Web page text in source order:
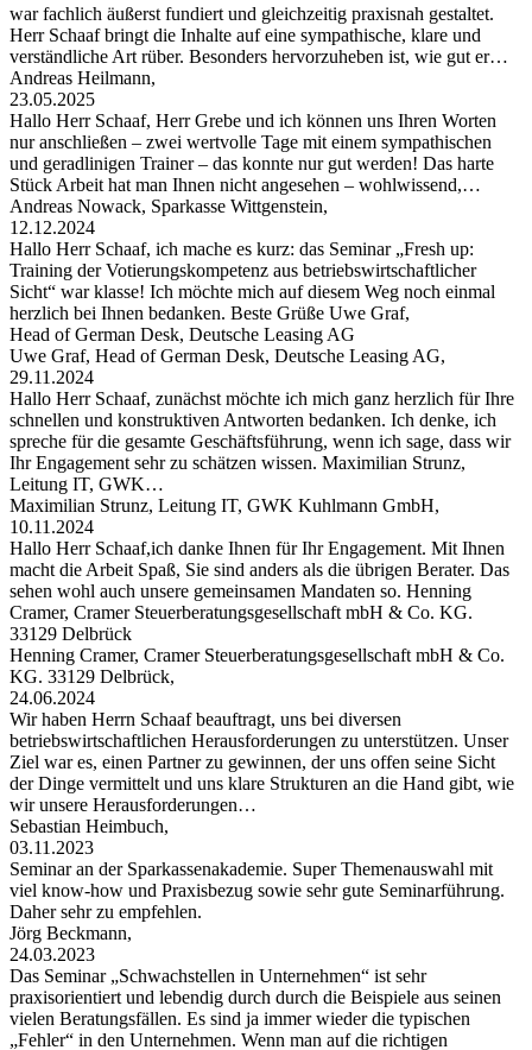
war fachlich äußerst fundiert und gleichzeitig praxisnah gestaltet.
Herr Schaaf bringt die Inhalte auf eine sympathische, klare und
verständliche Art rüber. Besonders hervorzuheben ist, wie gut er…
Andreas Heilmann,
23.05.2025
Hallo Herr Schaaf, Herr Grebe und ich können uns Ihren Worten
nur anschließen – zwei wertvolle Tage mit einem sympathischen
und geradlinigen Trainer – das konnte nur gut werden! Das harte
Stück Arbeit hat man Ihnen nicht angesehen – wohlwissend,…
Andreas Nowack, Sparkasse Wittgenstein,
12.12.2024
Hallo Herr Schaaf, ich mache es kurz: das Seminar „Fresh up:
Training der Votierungskompetenz aus betriebswirtschaftlicher
Sicht“ war klasse! Ich möchte mich auf diesem Weg noch einmal
herzlich bei Ihnen bedanken. Beste Grüße Uwe Graf,
Head of German Desk, Deutsche Leasing AG
Uwe Graf, Head of German Desk, Deutsche Leasing AG,
29.11.2024
Hallo Herr Schaaf, zunächst möchte ich mich ganz herzlich für Ihre
schnellen und konstruktiven Antworten bedanken. Ich denke, ich
spreche für die gesamte Geschäftsführung, wenn ich sage, dass wir
Ihr Engagement sehr zu schätzen wissen. Maximilian Strunz,
Leitung IT, GWK…
Maximilian Strunz, Leitung IT, GWK Kuhlmann GmbH,
10.11.2024
Hallo Herr Schaaf,ich danke Ihnen für Ihr Engagement. Mit Ihnen
macht die Arbeit Spaß, Sie sind anders als die übrigen Berater. Das
sehen wohl auch unsere gemeinsamen Mandaten so. Henning
Cramer, Cramer Steuerberatungsgesellschaft mbH & Co. KG.
33129 Delbrück
Henning Cramer, Cramer Steuerberatungsgesellschaft mbH & Co.
KG. 33129 Delbrück,
24.06.2024
Wir haben Herrn Schaaf beauftragt, uns bei diversen
betriebswirtschaftlichen Herausforderungen zu unterstützen. Unser
Ziel war es, einen Partner zu gewinnen, der uns offen seine Sicht
der Dinge vermittelt und uns klare Strukturen an die Hand gibt, wie
wir unsere Herausforderungen…
Sebastian Heimbuch,
03.11.2023
Seminar an der Sparkassenakademie. Super Themenauswahl mit
viel know-how und Praxisbezug sowie sehr gute Seminarführung.
Daher sehr zu empfehlen.
Jörg Beckmann,
24.03.2023
Das Seminar „Schwachstellen in Unternehmen“ ist sehr
praxisorientiert und lebendig durch durch die Beispiele aus seinen
vielen Beratungsfällen. Es sind ja immer wieder die typischen
„Fehler“ in den Unternehmen. Wenn man auf die richtigen